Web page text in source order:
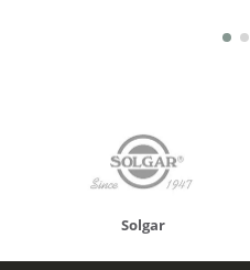
Solgar